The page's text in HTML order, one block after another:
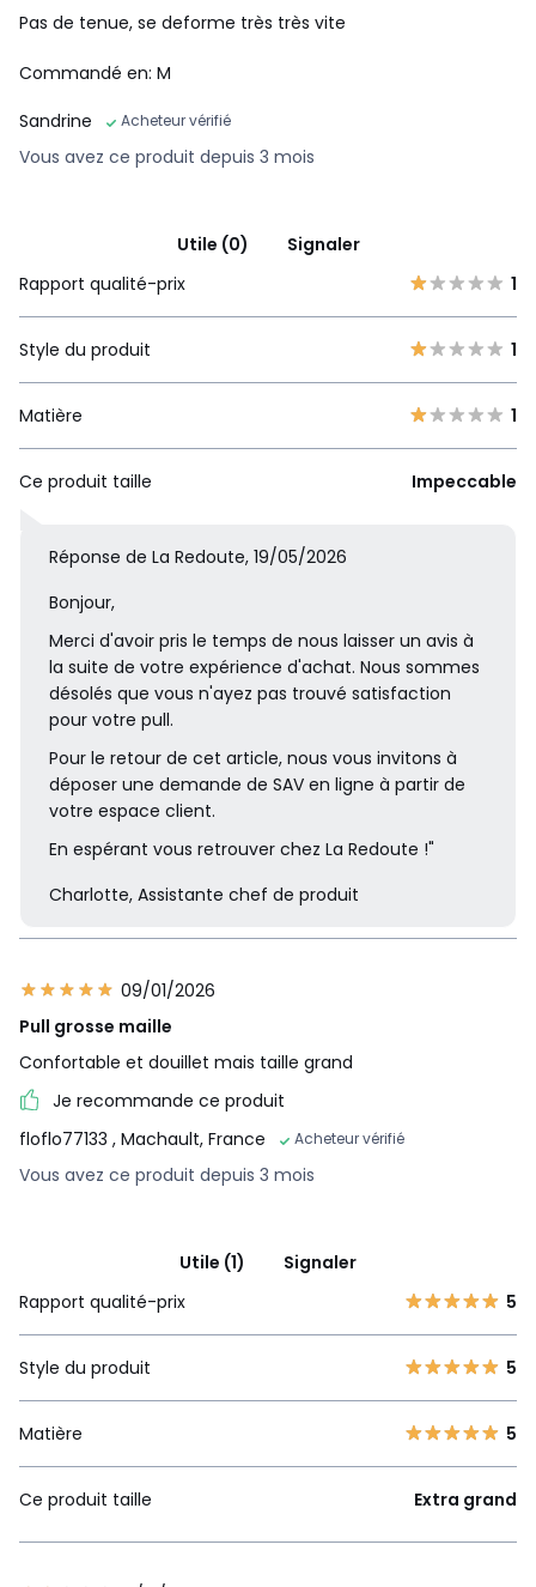
Pas de tenue, se deforme très très vite
Commandé en: M
Sandrine
Acheteur vérifié
Vous avez ce produit depuis 3 mois
Utile (0)
Signaler
Rapport qualité-prix
1
Style du produit 1
Matière 1
Ce produit taille Impeccable
Réponse de La Redoute, 19/05/2026
Bonjour,
Merci d'avoir pris le temps de nous laisser un avis à
la suite de votre expérience d'achat. Nous sommes
désolés que vous n'ayez pas trouvé satisfaction
pour votre pull.
Pour le retour de cet article, nous vous invitons à
déposer une demande de SAV en ligne à partir de
votre espace client.
En espérant vous retrouver chez La Redoute !"
Charlotte, Assistante chef de produit
09/01/2026
Pull grosse maille
Confortable et douillet mais taille grand
Je recommande ce produit
floflo77133 , Machault, France Acheteur vérifié
Vous avez ce produit depuis 3 mois
Utile (1)
Signaler
Rapport qualité-prix
5
Style du produit 5
Matière 5
Ce produit taille Extra grand